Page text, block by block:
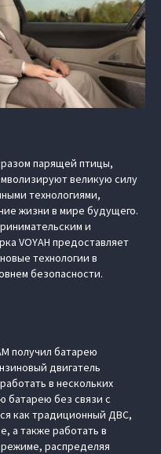
парящей птицы,
великую силу
технологиями,
жизни в мире будущего.
и
VOYAH предоставляет
технологии в
безопасности.
получил батарею
двигатель
в нескольких
батарею без связи с
как традиционный ДВС,
а также работать в
распределяя